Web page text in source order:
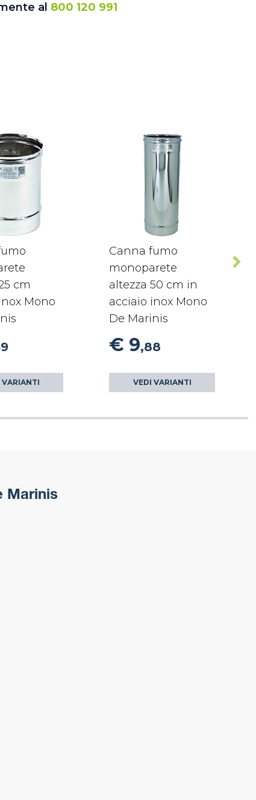
al 800 120 991
cm
Mono
VARIANTI
Canna fumo
monoparete
altezza 50 cm in
acciaio inox Mono
De Marinis
€ 9,88
VEDI VARIANTI
Marinis